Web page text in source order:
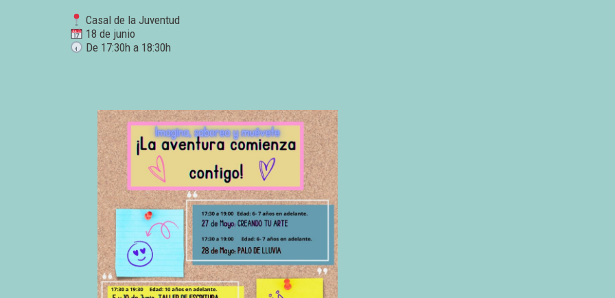
Casal de la Juventud
18 de junio
De 17:30h a 18:30h